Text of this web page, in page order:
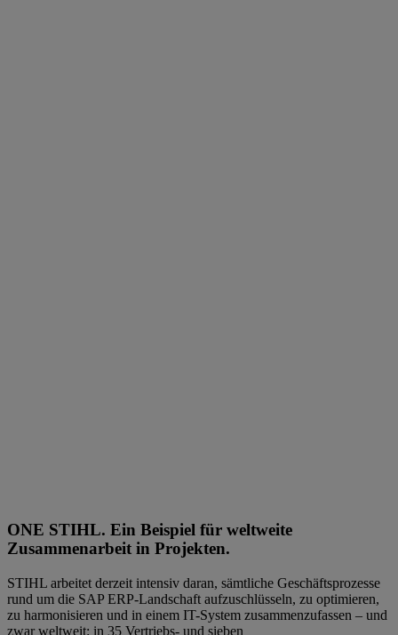
ONE STIHL. Ein Beispiel für weltweite
Zusammenarbeit in Projekten.
STIHL arbeitet derzeit intensiv daran, sämtliche Geschäftsprozesse
rund um die SAP ERP-Landschaft aufzuschlüsseln, zu optimieren,
zu harmonisieren und in einem IT-System zusammenzufassen – und
zwar weltweit: in 35 Vertriebs- und sieben